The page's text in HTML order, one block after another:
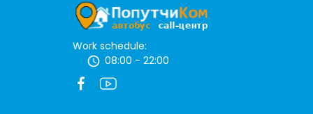
Work schedule:
08:00 - 22:00